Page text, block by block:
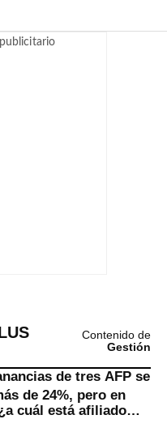
Contenido de
Gestión
de tres AFP se
de 24%, pero en
cuál está afiliado